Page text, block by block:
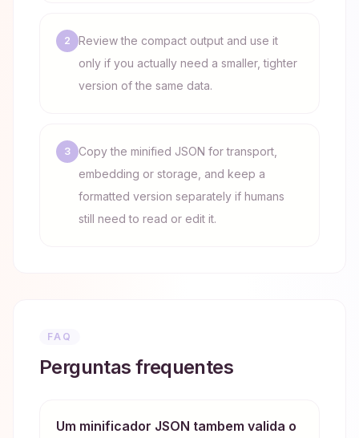
2
Review the compact output and use it
only if you actually need a smaller, tighter
version of the same data.
3
Copy the minified JSON for transport,
embedding or storage, and keep a
formatted version separately if humans
still need to read or edit it.
FAQ
Perguntas frequentes
Um minificador JSON tambem valida o